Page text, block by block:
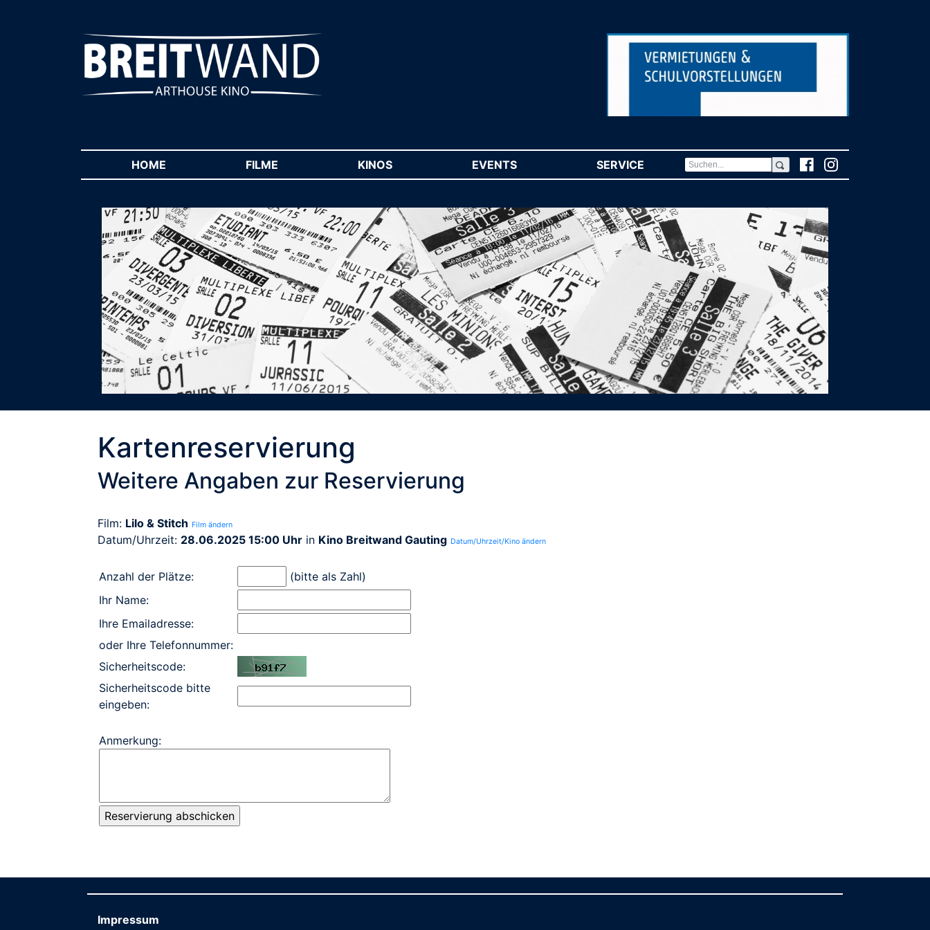
HOME FILME KINOS EVENTS SERVICE (CURRENT)
Kartenreservierung
Weitere Angaben zur Reservierung
Film: Lilo & Stitch Film ändern
Datum/Uhrzeit: 28.06.2025 15:00 Uhr in Kino Breitwand Gauting Datum/Uhrzeit/Kino ändern
Anzahl der Plätze:
(bitte als Zahl)
Ihr Name:
Ihre Emailadresse:
oder Ihre Telefonnummer:
Sicherheitscode:
Sicherheitscode bitte
eingeben:
Anmerkung:
Impressum